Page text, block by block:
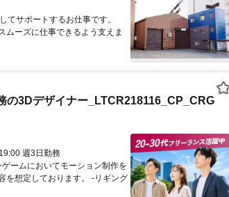
てサポートするお仕事です。
ムーズに仕事できるよう支えま
の3Dデザイナー_LTCR218116_CP_CRG
週3日勤務
ームにおいてモーション制作を
を想定しております。 -リギング